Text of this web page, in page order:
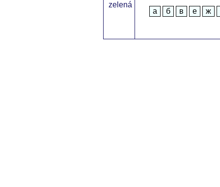
zelená